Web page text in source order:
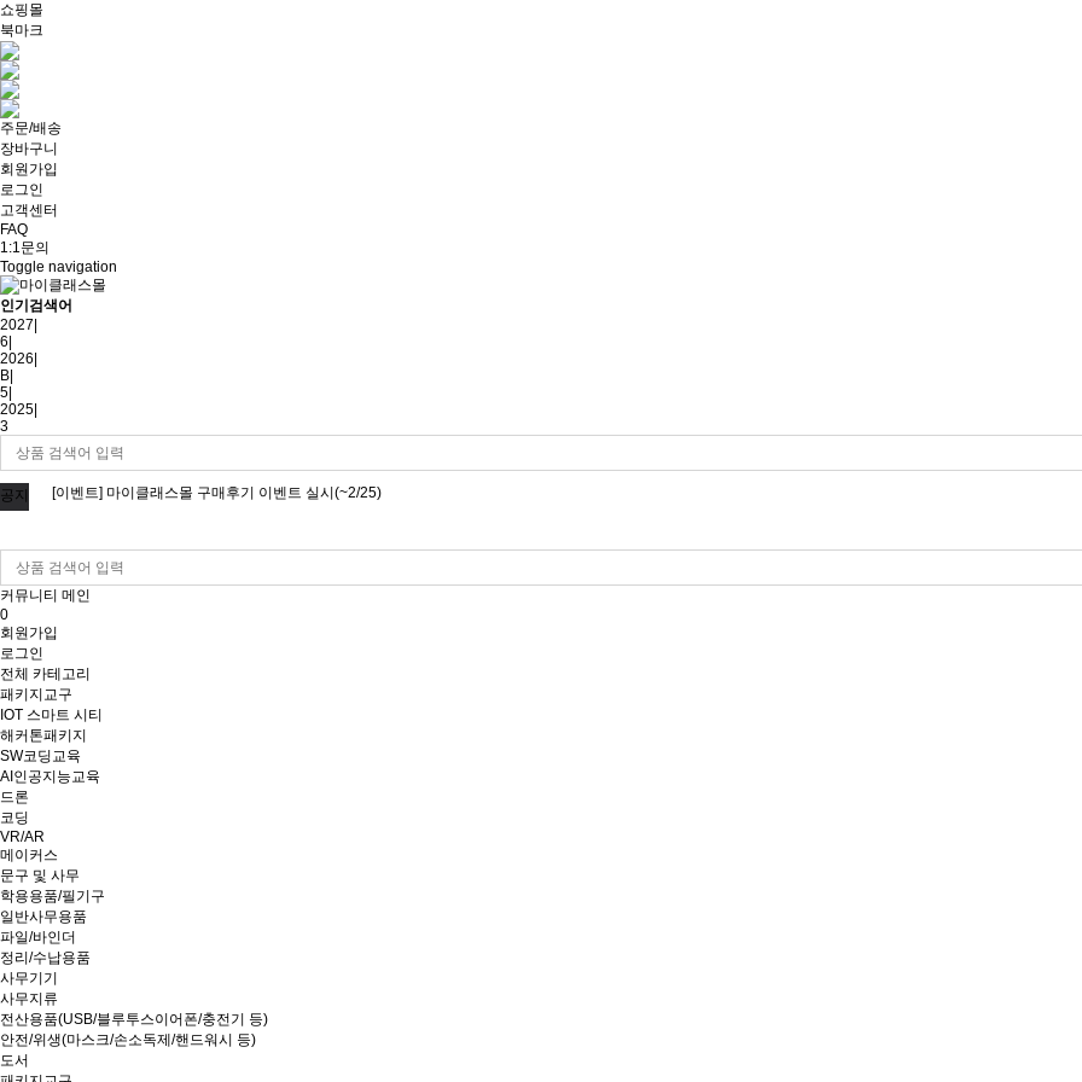
쇼핑몰
북마크
주문/배송
장바구니
회원가입
로그인
고객센터
FAQ
1:1문의
Toggle navigation
인기검색어
2027
6
2026
B
5
2025
3
공지 [이벤트] 마이클래스몰 구매후기 이벤트 실시(~2/25)
커뮤니티 메인
0
회원가입
로그인
전체 카테고리
패키지교구
IOT 스마트 시티
해커톤패키지
SW코딩교육
AI인공지능교육
드론
코딩
VR/AR
메이커스
문구 및 사무
학용용품/필기구
일반사무용품
파일/바인더
정리/수납용품
사무기기
사무지류
전산용품(USB/블루투스이어폰/충전기 등)
안전/위생(마스크/손소독제/핸드워시 등)
도서